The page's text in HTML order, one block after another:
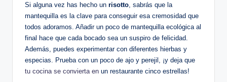
Si alguna vez has hecho un risotto , sabrás que la
mantequilla es la clave para conseguir esa cremosidad que
todos adoramos. Añadir un poco de mantequilla ecológica al
final hace que cada bocado sea un suspiro de felicidad.
Además, puedes experimentar con diferentes hierbas y
especias. Prueba con un poco de ajo y perejil, ¡y deja que
tu cocina se convierta en un restaurante cinco estrellas!